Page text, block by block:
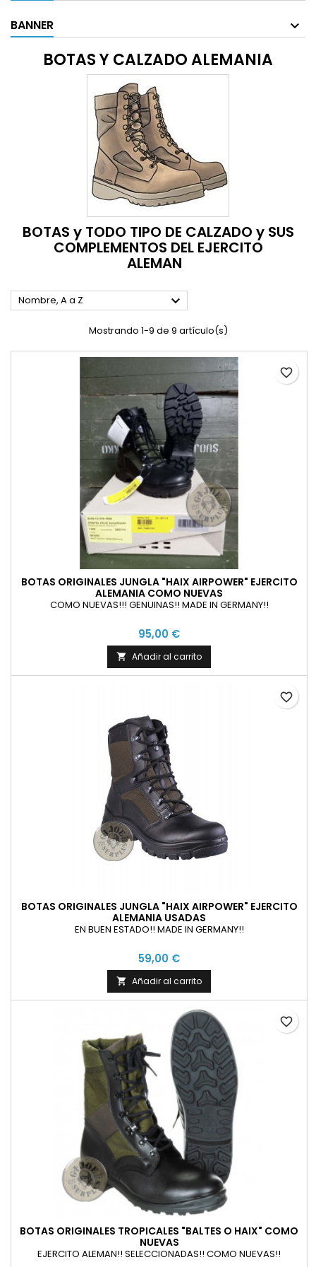
BANNER
BOTAS Y CALZADO ALEMANIA
BOTAS y TODO TIPO DE CALZADO y SUS
COMPLEMENTOS DEL EJERCITO
ALEMAN
Nombre, A a Z 
Mostrando 1-9 de 9 artículo(s)
BOTAS ORIGINALES JUNGLA "HAIX AIRPOWER" EJERCITO
ALEMANIA COMO NUEVAS
COMO NUEVAS!!! GENUINAS!! MADE IN GERMANY!!
95,00 €
 Añadir al carrito
favorite_border
BOTAS ORIGINALES JUNGLA "HAIX AIRPOWER" EJERCITO
ALEMANIA USADAS
EN BUEN ESTADO!! MADE IN GERMANY!!
59,00 €
 Añadir al carrito
favorite_border
BOTAS ORIGINALES TROPICALES "BALTES O HAIX" COMO
NUEVAS
EJERCITO ALEMAN!! SELECCIONADAS!! COMO NUEVAS!!
favorite_border